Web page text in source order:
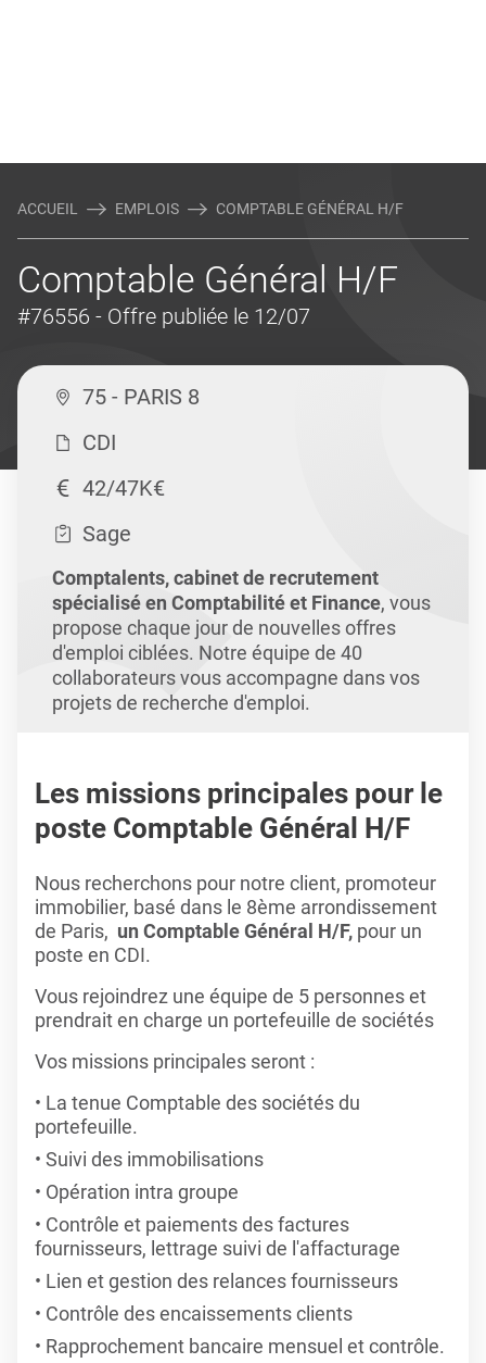
ACCUEIL EMPLOIS COMPTABLE GÉNÉRAL H/F
Comptable Général H/F
#76556 - Offre publiée le 12/07
75 - PARIS 8
CDI
42/47K€
Sage
Comptalents, cabinet de recrutement
spécialisé en Comptabilité et Finance, vous
propose chaque jour de nouvelles offres
d'emploi ciblées. Notre équipe de 40
collaborateurs vous accompagne dans vos
projets de recherche d'emploi.
Les missions principales pour le
poste Comptable Général H/F
Nous recherchons pour notre client, promoteur
immobilier, basé dans le 8ème arrondissement
de Paris, un Comptable Général H/F, pour un
poste en CDI.
Vous rejoindrez une équipe de 5 personnes et
prendrait en charge un portefeuille de sociétés
Vos missions principales seront :
La tenue Comptable des sociétés du
portefeuille.
Suivi des immobilisations
Opération intra groupe
Contrôle et paiements des factures
fournisseurs, lettrage suivi de l'affacturage
Lien et gestion des relances fournisseurs
Contrôle des encaissements clients
Rapprochement bancaire mensuel et contrôle.